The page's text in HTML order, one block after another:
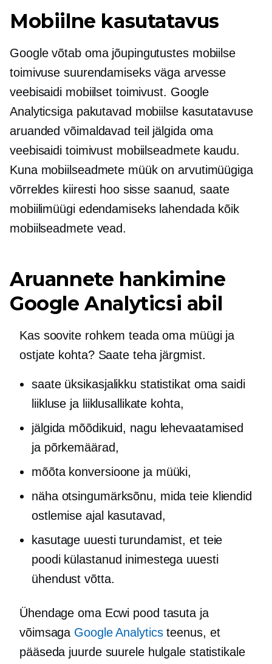
Mobiilne kasutatavus
Google võtab oma jõupingutustes mobiilse
toimivuse suurendamiseks väga arvesse
veebisaidi mobiilset toimivust. Google
Analyticsiga pakutavad mobiilse kasutatavuse
aruanded võimaldavad teil jälgida oma
veebisaidi toimivust mobiilseadmete kaudu.
Kuna mobiilseadmete müük on arvutimüügiga
võrreldes kiiresti hoo sisse saanud, saate
mobiilimüügi edendamiseks lahendada kõik
mobiilseadmete vead.
Aruannete hankimine
Google Analyticsi abil
Kas soovite rohkem teada oma müügi ja
ostjate kohta? Saate teha järgmist.
saate üksikasjalikku statistikat oma saidi
liikluse ja liiklusallikate kohta,
jälgida mõõdikuid, nagu lehevaatamised
ja põrkemäärad,
mõõta konversioone ja müüki,
näha otsingumärksõnu, mida teie kliendid
ostlemise ajal kasutavad,
kasutage uuesti turundamist, et teie
poodi külastanud inimestega uuesti
ühendust võtta.
Ühendage oma Ecwi pood tasuta ja
võimsaga Google Analyticsteenus, et
pääseda juurde suurele hulgale statistikale